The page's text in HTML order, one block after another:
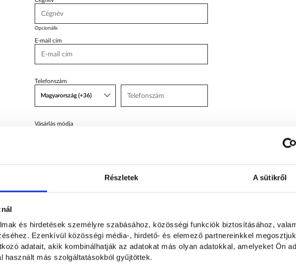
Részletek A sütikről
és hirdetések személyre szabásához, közösségi funkciók biztosításához,
Ezenkívül közösségi média-, hirdető- és elemező partnereinkkel
adatait, akik kombinálhatják az adatokat más olyan adatokkal, amelyeket Ön
használt más szolgáltatásokból gyűjtöttek.
Body Shop
Toyota Schiller
VW
Karosszéria
Centrum
Opcionális
E-mail cím
Telefonszám
Magyarország (+36)
Vásárlás módja
Üzenet
Opcionális 0/500 karakter
Hogyan kereshetünk?